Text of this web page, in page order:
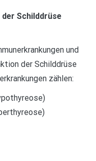
Schilddrüse
und
der Schilddrüse
zählen: